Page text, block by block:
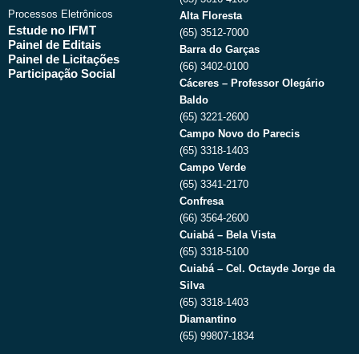
Processos Eletrônicos
Estude no IFMT
Painel de Editais
Painel de Licitações
Participação Social
Alta Floresta
(65) 3512-7000
Barra do Garças
(66) 3402-0100
Cáceres – Professor Olegário
Baldo
(65) 3221-2600
Campo Novo do Parecis
(65) 3318-1403
Campo Verde
(65) 3341-2170
Confresa
(66) 3564-2600
Cuiabá – Bela Vista
(65) 3318-5100
Cuiabá – Cel. Octayde Jorge da
Silva
(65) 3318-1403
Diamantino
(65) 99807-1834